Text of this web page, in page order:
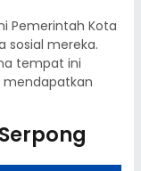
Pemerintah Kota
sosial mereka.
tempat ini
mendapatkan